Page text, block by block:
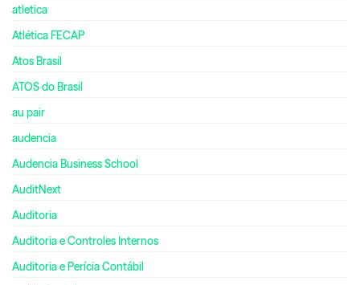
atletica
Atlética FECAP
Atos Brasil
ATOS do Brasil
au pair
audencia
Audencia Business School
AuditNext
Auditoria
Auditoria e Controles Internos
Auditoria e Perícia Contábil